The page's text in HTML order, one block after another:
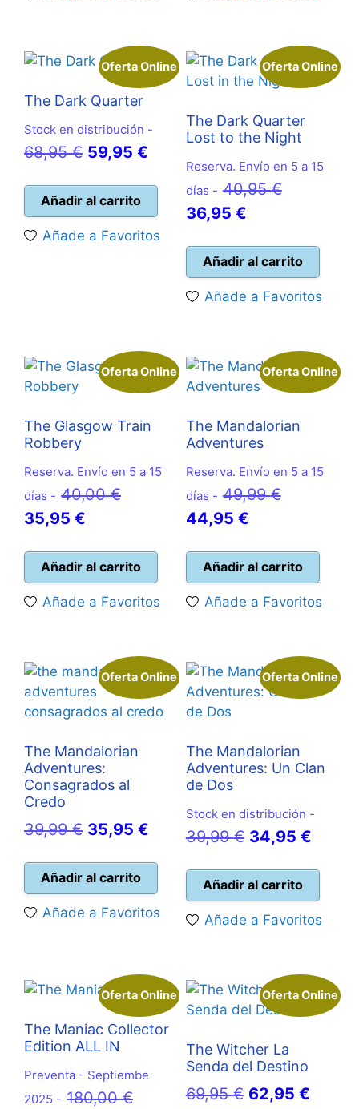
Oferta Online
The Dark Quarter
Stock en distribución -
68,95€ El
original
59,95 €
precio
actual
59,95 €.
Añadir al carrito
Añade a Favoritos
Oferta Online
The Dark Quarter
Lost to the Night
Reserva. Envío en 5 a 15
días - 40,95€El
era:
36,95 €El
actual
Añadir al carrito
Añade a Favoritos
Oferta Online
The Glasgow Train
Robbery
Reserva. Envío en 5 a 15
días - 40,00€El
era:
40,00 €.
35,95 €
actual
es:
35,95 €.
Añadir al carrito
Añade a Favoritos
Oferta Online
The Mandalorian
Adventures
Reserva. Envío en 5 a 15
días - 49,99€El
era:
49,99 €.
44,95 €El
actual
es:
44,95 €.
Añadir al carrito
Añade a Favoritos
Oferta Online
The Mandalorian
Adventures:
Consagrados al
Credo
39,99€ El
original
era:
39,99 €.
35,95 €
actual
es:
35,95 €.
Añadir al carrito
Añade a Favoritos
Oferta Online
The Mandalorian
Adventures: Un Clan
de Dos
Stock en distribución -
39,99€ El
original
era:
39,99 €.
34,95 €El
es:
34,95
Añadir al carrito
Añade a Favoritos
Oferta Online
The Maniac Collector
Edition ALL IN
Preventa - Septiembe
2025 - 180,00€El
Oferta Online
The Witcher La
Senda del Destino
69,95€ El
62,95 €El